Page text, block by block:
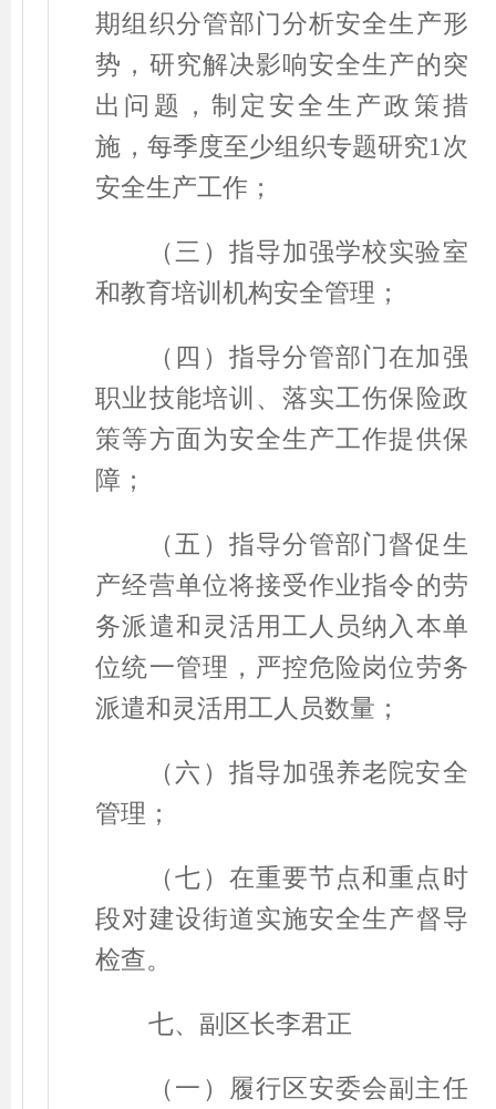
期组织分管部门分析安全生产形
势，研究解决影响安全生产的突
出问题，制定安全生产政策措
施，每季度至少组织专题研究1 次
安全生产工作；
（三）指导加强学校实验室
和教育培训机构安全管理；
（四）指导分管部门在加强
职业技能培训、落实工伤保险政
策等方面为安全生产工作提供保
障；
（五）指导分管部门督促生
产经营单位将接受作业指令的劳
务派遣和灵活用工人员纳入本单
位统一管理，严控危险岗位劳务
派遣和灵活用工人员数量；
（六）指导加强养老院安全
管理；
（七）在重要节点和重点时
段对建设街道实施安全生产督导
检查。
七、副区长李君正
（一）履行区安委会副主任